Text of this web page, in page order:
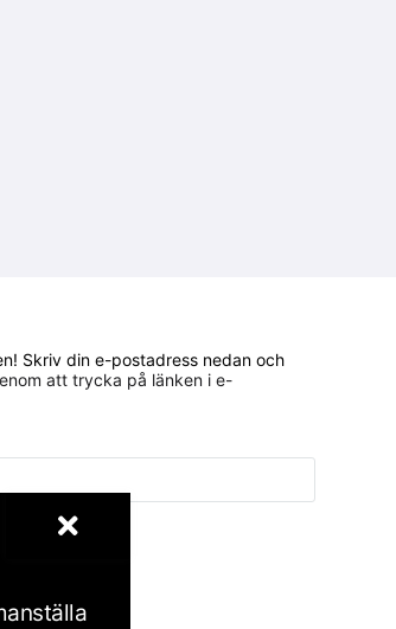
Skriv din e-postadress nedan och
att trycka på länken i e-